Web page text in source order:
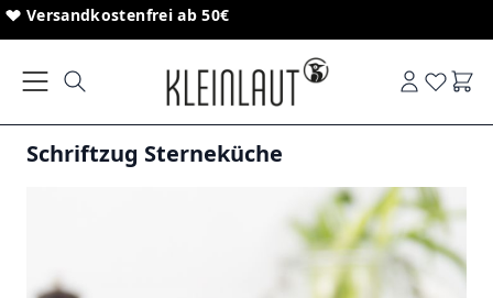
Direkt zum Inhalt
Versandkostenfrei ab 50€
Sonderanfertigungen von Schriftzügen
Schriftzug Sterneküche